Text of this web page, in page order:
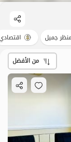
منظر جميل
من الأفضل